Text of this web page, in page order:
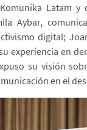
Latam
Aybar,
digital;
experiencia en
su visión
en el